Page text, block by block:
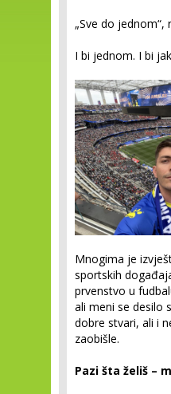
„Sve do jednom“,
I bi jednom. I bi
Mnogima je
sportskih
prvenstvo u
ali meni se desilo
dobre stvari, ali i
zaobišle.
Pazi šta želiš –